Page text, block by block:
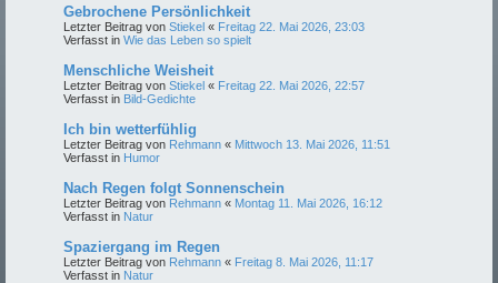
Gebrochene Persönlichkeit
Letzter Beitrag von Stiekel « Freitag 22. Mai 2026, 23:03
Verfasst in Wie das Leben so spielt
Menschliche Weisheit
Letzter Beitrag von Stiekel « Freitag 22. Mai 2026, 22:57
Verfasst in Bild-Gedichte
Ich bin wetterfühlig
Letzter Beitrag von Rehmann « Mittwoch 13. Mai 2026, 11:51
Verfasst in Humor
Nach Regen folgt Sonnenschein
Letzter Beitrag von Rehmann « Montag 11. Mai 2026, 16:12
Verfasst in Natur
Spaziergang im Regen
Letzter Beitrag von Rehmann « Freitag 8. Mai 2026, 11:17
Verfasst in Natur